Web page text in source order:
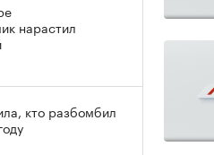
нарастил
кто разбомбил